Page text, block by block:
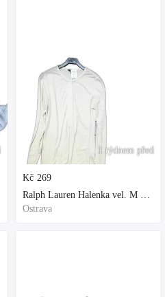
1 týdnem před
Kč 269
Ralph Lauren Halenka vel. M bílá
Ostrava